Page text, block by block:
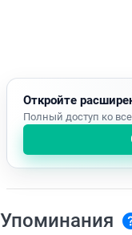
Откройте
Полный доступ ко
Упоминания